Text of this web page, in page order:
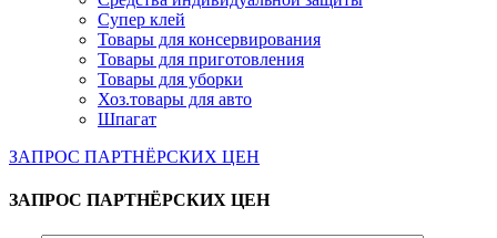
Супер клей
Товары для консервирования
Товары для приготовления
Товары для уборки
Хоз.товары для авто
Шпагат
ЗАПРОС ПАРТНЁРСКИХ ЦЕН
ЗАПРОС ПАРТНЁРСКИХ ЦЕН